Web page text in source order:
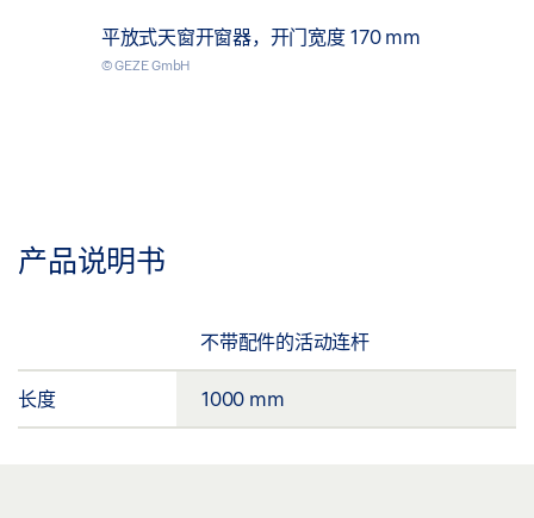
平放式天窗开窗器，开门宽度 170 mm
© GEZE GmbH
产品说明书
不带配件的活动连杆
长度 1000 mm